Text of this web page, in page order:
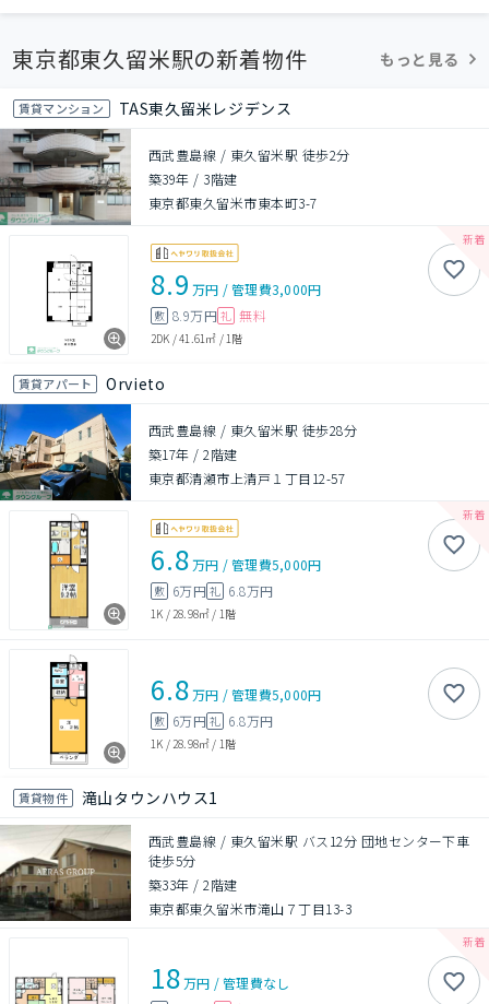
東京都東久留米駅の新着物件 もっと見る
賃貸マンション TAS東久留米レジデンス
西武豊島線 / 東久留米駅 徒歩2分
築39年 / 3階建
東京都東久留米市東本町3-7
8.9 万円 /管理費3,000円
敷 8.9万円 礼 無料
2DK /41.61㎡ /1階
賃貸アパート Orvieto
西武豊島線 / 東久留米駅 徒歩28分
築17年 /2階建
東京都清瀬市上清戸１丁目12-57
6.8万円 /管理費5,000円
敷 6万円礼 6.8万円
1K /28.98㎡ / 1階
6.8万円 /管理費5,000円
敷 6万円礼 6.8万円
1K / 28.98㎡ / 1階
賃貸物件 滝山タウンハウス1
西武豊島線 / 東久留米駅 バス12分 団地センター下車
徒歩5分
築33年 /2階建
東京都東久留米市滝山７丁目13-3
18万円 /管理費なし